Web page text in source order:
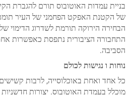
בניית עמדות האוטובוס תורם להגברת
של הקטנת האפקט הפחמני של העיר
הבחירה הירוקה תורמת לשדרוג הדימוי
התחבורה הציבורית נתפסת כאפשרות
הסביבה.
נוחות ו נגישות לכולם
כל אחד ואחת באוכלוסייה, לרבות